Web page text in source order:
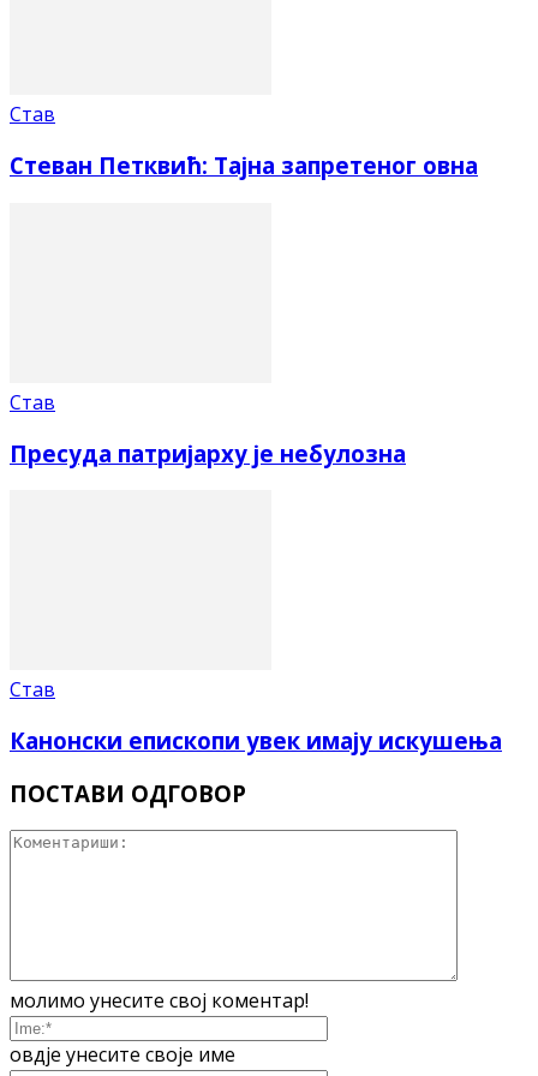
Став
Стеван Петквић: Тајна запретеног овна
Став
Пресуда патријарху је небулозна
Став
Канонски епископи увек имају искушења
ПОСТАВИ ОДГОВОР
молимо унесите свој коментар!
овдје унесите своје име